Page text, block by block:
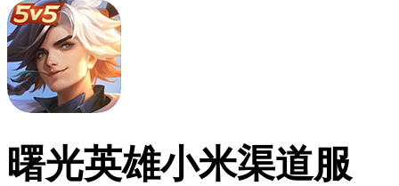
曙光英雄小米渠道服